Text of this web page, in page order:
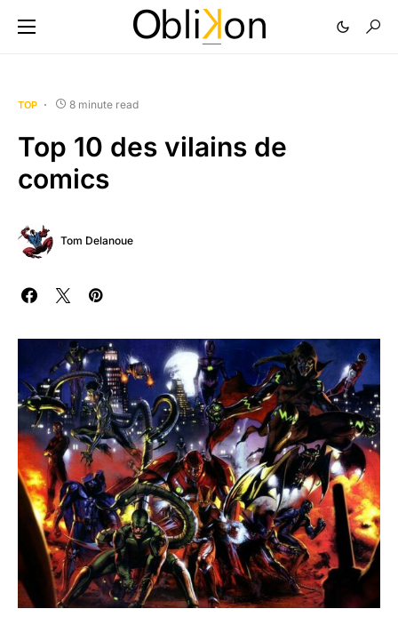
TOP 8 minute read
Top 10 des vilains de
comics
Tom Delanoue